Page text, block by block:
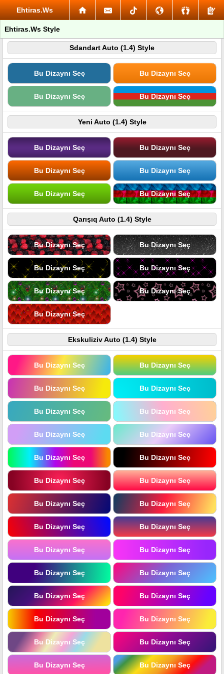
Ehtiras.Ws
Ehtiras.Ws Style
Sdandart Auto (1.4) Style
Bu Dizaynı Seç Bu Dizaynı Seç
Bu Dizaynı Seç Bu Dizaynı Seç
Yeni Auto (1.4) Style
Bu Dizaynı Seç Bu Dizaynı Seç
Bu Dizaynı Seç Bu Dizaynı Seç
Bu Dizaynı Seç Bu Dizaynı Seç
Qarışıq Auto (1.4) Style
Bu Dizaynı Seç Bu Dizaynı Seç
Bu Dizaynı Seç Bu Dizaynı Seç
Bu Dizaynı Seç Bu Dizaynı Seç
Bu Dizaynı Seç
Ekskuliziv Auto (1.4) Style
Bu Dizaynı Seç Bu Dizaynı Seç
Bu Dizaynı Seç Bu Dizaynı Seç
Bu Dizaynı Seç Bu Dizaynı Seç
Bu Dizaynı Seç Bu Dizaynı Seç
Bu Dizaynı Seç Bu Dizaynı Seç
Bu Dizaynı Seç Bu Dizaynı Seç
Bu Dizaynı Seç Bu Dizaynı Seç
Bu Dizaynı Seç Bu Dizaynı Seç
Bu Dizaynı Seç Bu Dizaynı Seç
Bu Dizaynı Seç Bu Dizaynı Seç
Bu Dizaynı Seç Bu Dizaynı Seç
Bu Dizaynı Seç Bu Dizaynı Seç
Bu Dizaynı Seç Bu Dizaynı Seç
Bu Dizaynı Seç Bu Dizaynı Seç